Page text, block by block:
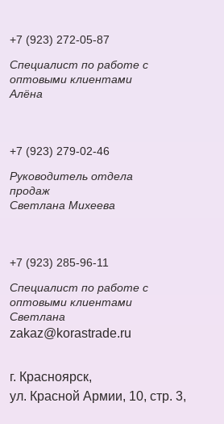
+7 (923) 272-05-87
Специалист по работе с
оптовыми клиентами
Алёна
+7 (923) 279-02-46
Руководитель отдела
продаж
Светлана Михеева
+7 (923) 285-96-11
Специалист по работе с
оптовыми клиентами
Светлана
zakaz@korastrade.ru
г. Красноярск,
ул. Красной Армии, 10, стр. 3,